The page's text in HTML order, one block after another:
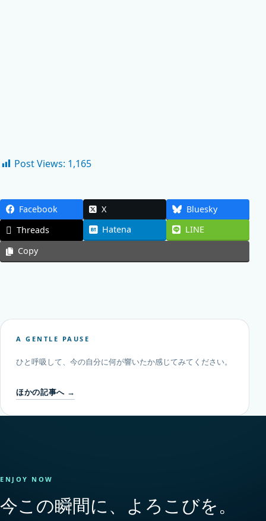
Post Views: 1,165
Facebook X
Bluesky
Threads
Hatena
LINE
Copy
A GENTLE PAUSE
ひと呼吸して、今の自分に何が響いたか感じてみてください。
ほかの記事へ →
ENJOY NOW
今この瞬間に、よろこびを。